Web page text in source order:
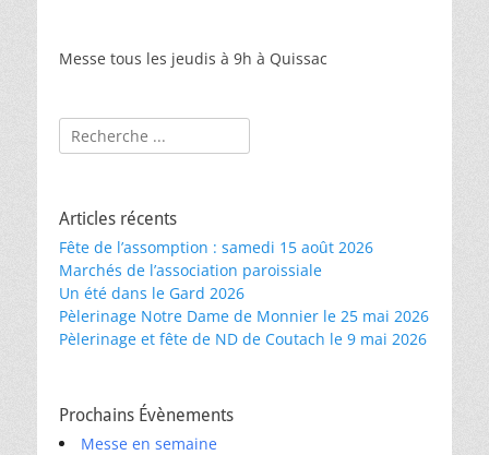
Messe tous les jeudis à 9h à Quissac
Rechercher :
Articles récents
Fête de l’assomption : samedi 15 août 2026
Marchés de l’association paroissiale
Un été dans le Gard 2026
Pèlerinage Notre Dame de Monnier le 25 mai 2026
Pèlerinage et fête de ND de Coutach le 9 mai 2026
Prochains Évènements
Messe en semaine